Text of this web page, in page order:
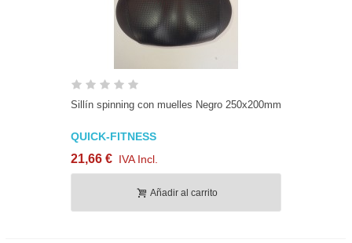
Sillín spinning con muelles Negro 250x200mm
QUICK-FITNESS
21,66 € IVA Incl.
Añadir al carrito